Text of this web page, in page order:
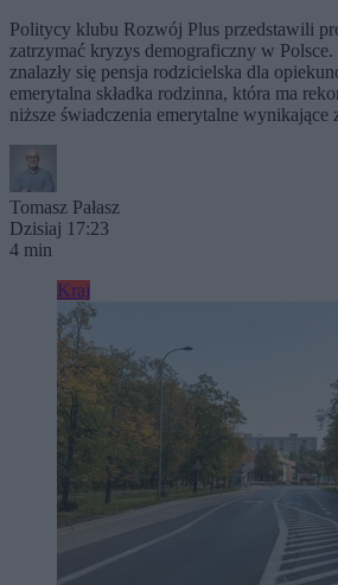
Politycy klubu Rozwój Plus przedstawili
zatrzymać kryzys demograficzny w Polsce.
znalazły się pensja rodzicielska dla
emerytalna składka rodzinna, która ma
niższe świadczenia emerytalne wynikające
Tomasz Pałasz
Dzisiaj 17:23
4 min
Kraj